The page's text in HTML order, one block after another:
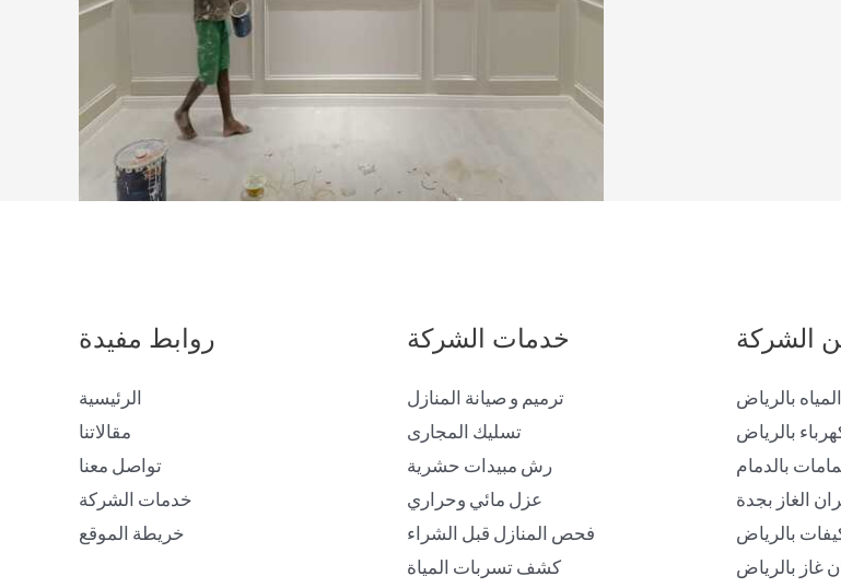
الشركة
بالرياض
بالرياض
بالدمام
الغاز بجدة
بالرياض
غاز بالرياض
خدمات الشركة
ترميم و صيانة المنازل
تسليك المجارى
رش مبيدات حشرية
عزل مائي وحراري
فحص المنازل قبل الشراء
كشف تسربات المياة
روابط مفيدة
الرئيسية
مقالاتنا
تواصل معنا
خدمات الشركة
خريطة الموقع